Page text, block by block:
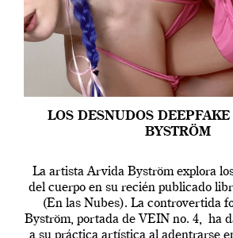
LOS DESNUDOS
BYSTRÖM
La artista Arvida Byström explora
del cuerpo en su recién publicado
(En las Nubes). La controvertida
Byström, portada de VEIN no. 4, ha